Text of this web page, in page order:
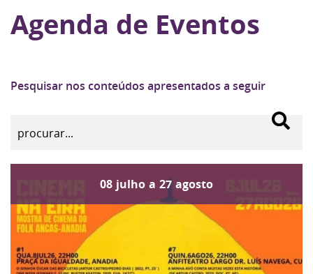
Agenda de Eventos
Pesquisar nos conteúdos apresentados a seguir
08 julho a 27 agosto